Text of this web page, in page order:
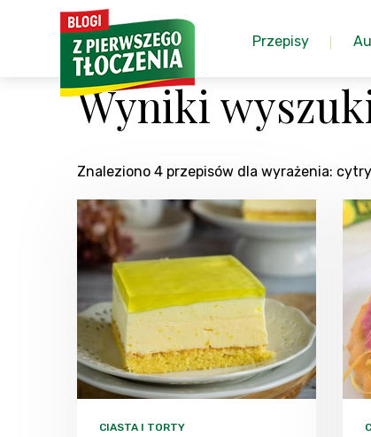
Przepisy
Wyniki
Znaleziono 4 przepisów dla wyrażenia:
CIASTA I TORTY